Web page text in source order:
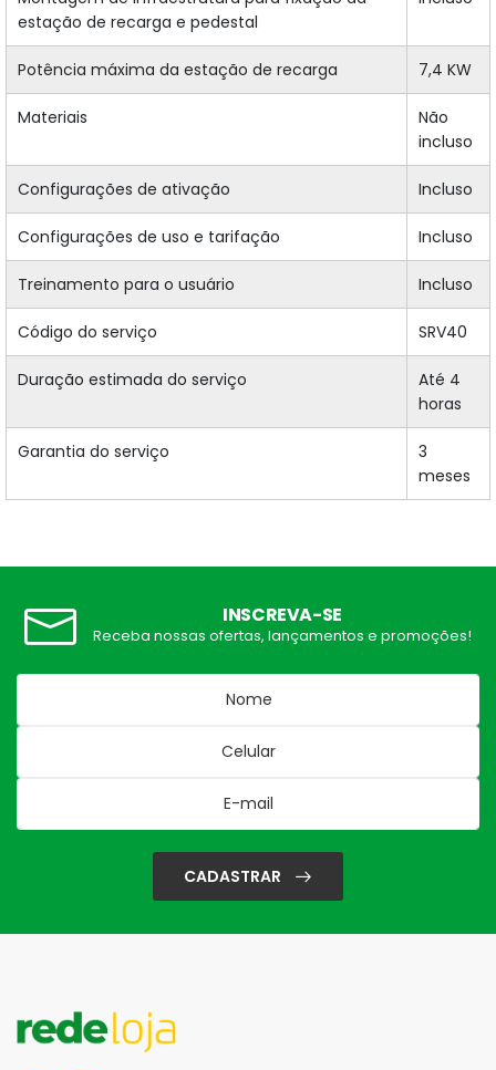
estação de recarga e pedestal
Potência máxima da estação de recarga 7,4 KW
Materiais
Não
incluso
Configurações de ativação Incluso
Configurações de uso e tarifação Incluso
Treinamento para o usuário Incluso
Código do serviço SRV40
Duração estimada do serviço
Até 4
horas
Garantia do serviço
3
meses
INSCREVA-SE
Receba nossas ofertas, lançamentos e promoções!
CADASTRAR